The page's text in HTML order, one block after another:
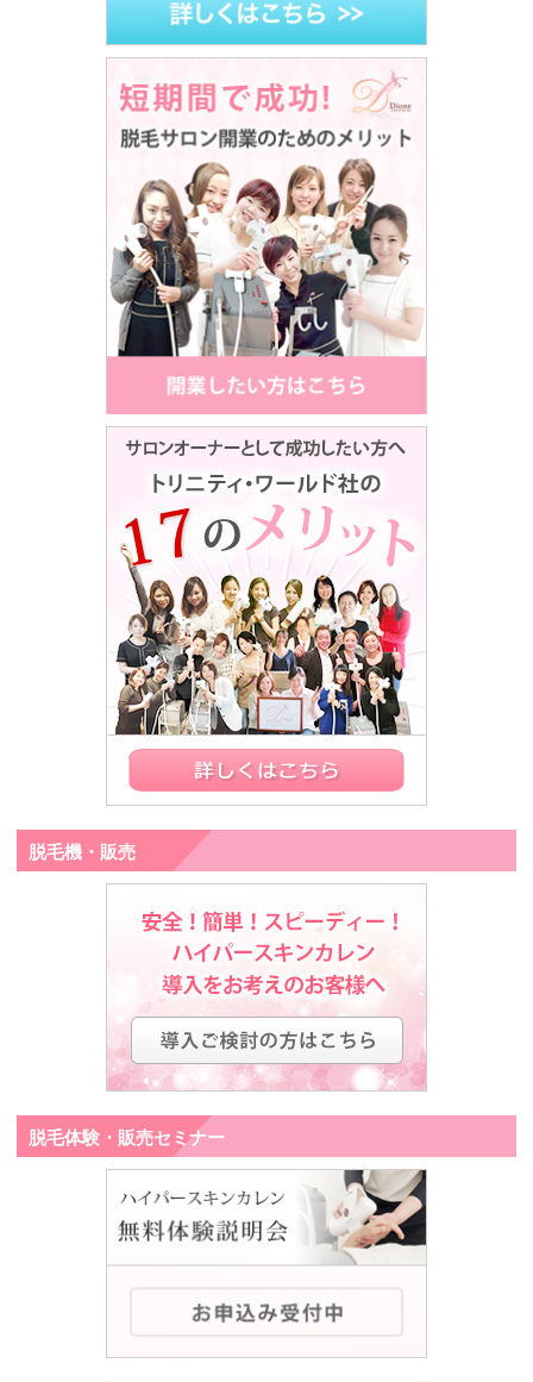
脱毛機・販売
脱毛体験・販売セミナー